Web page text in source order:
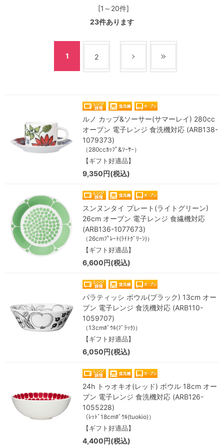
[1～20件]
23件あります
1 2
ルノ カップ&ソーサー(サマーレイ) 280cc
オーブン 電子レンジ 食洗機対応 (ARB138-
1079373)
（280ccｶｯﾌﾟ&ｿｰｻｰ）
【ギフト好適品】
9,350円(税込)
スンヌンタイ プレート(ライトグリーン)
26cm オーブン 電子レンジ 食繊機対応
(ARB136-1077673)
（26cmﾌﾟﾚｰﾄ(ﾗｲﾄｸﾞﾘｰﾝ)）
【ギフト好適品】
6,600円(税込)
パラティッシ ボウル(ブラック) 13cm オー
ブン 電子レンジ 食洗機対応 (ARB110-
1059707)
（13cmﾎﾞｳﾙ(ﾌﾞﾗｯｸ)）
【ギフト好適品】
6,050円(税込)
24h トゥオキオ(レッド) ボウル 18cm オー
ブン 電子レンジ 食洗機対応 (ARB126-
1055228)
（ﾚｯﾄﾞ18cmﾎﾞｳﾙ(tuokio)）
【ギフト好適品】
4,400円(税込)